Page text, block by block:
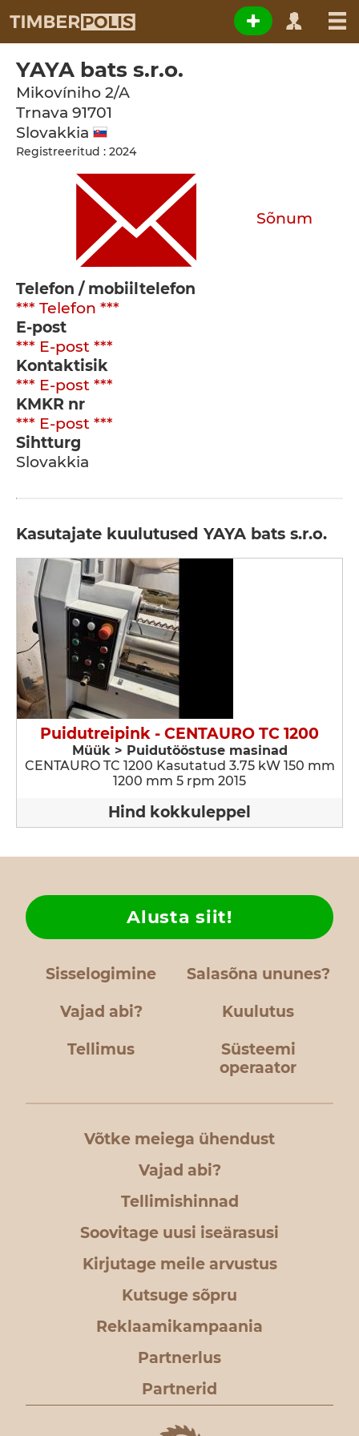
YAYA bats s.r.o.
Mikovíniho 2/A
Trnava 91701
Slovakkia
Registreeritud : 2024
Sõnum
Telefon / mobiiltelefon
*** Telefon ***
E-post
*** E-post ***
Kontaktisik
*** E-post ***
KMKR nr
*** E-post ***
Sihtturg
Slovakkia
Kasutajate kuulutused YAYA bats s.r.o.
Puidutreipink - CENTAURO TC 1200
Müük > Puidutööstuse masinad
CENTAURO TC 1200 Kasutatud 3.75 kW 150 mm
1200 mm 5 rpm 2015
Hind kokkuleppel
Sisselogimine Salasõna ununes?
Vajad abi?
Alusta siit!
Kuulutus
Tellimus
Süsteemi
operaator
Võtke meiega ühendust
Vajad abi?
Tellimishinnad
Soovitage uusi iseärasusi
Kirjutage meile arvustus
Kutsuge sõpru
Reklaamikampaania
Partnerlus
Partnerid